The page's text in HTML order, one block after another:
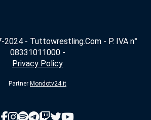
- Tuttowrestling.Com - P. IVA n°
08331011000 -
Privacy Policy
Partner Mondotv24.it